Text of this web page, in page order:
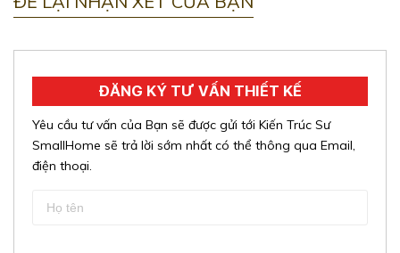
ĐĂNG KÝ TƯ VẤN THIẾT KẾ
Yêu cầu tư vấn của Bạn sẽ được gửi tới Kiến Trúc Sư
SmallHome sẽ trả lời sớm nhất có thể thông qua Email,
điện thoại.